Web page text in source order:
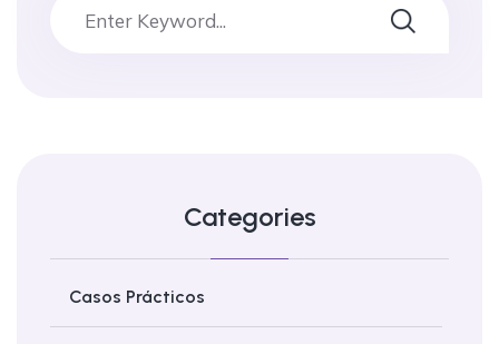
Categories
Casos Prácticos